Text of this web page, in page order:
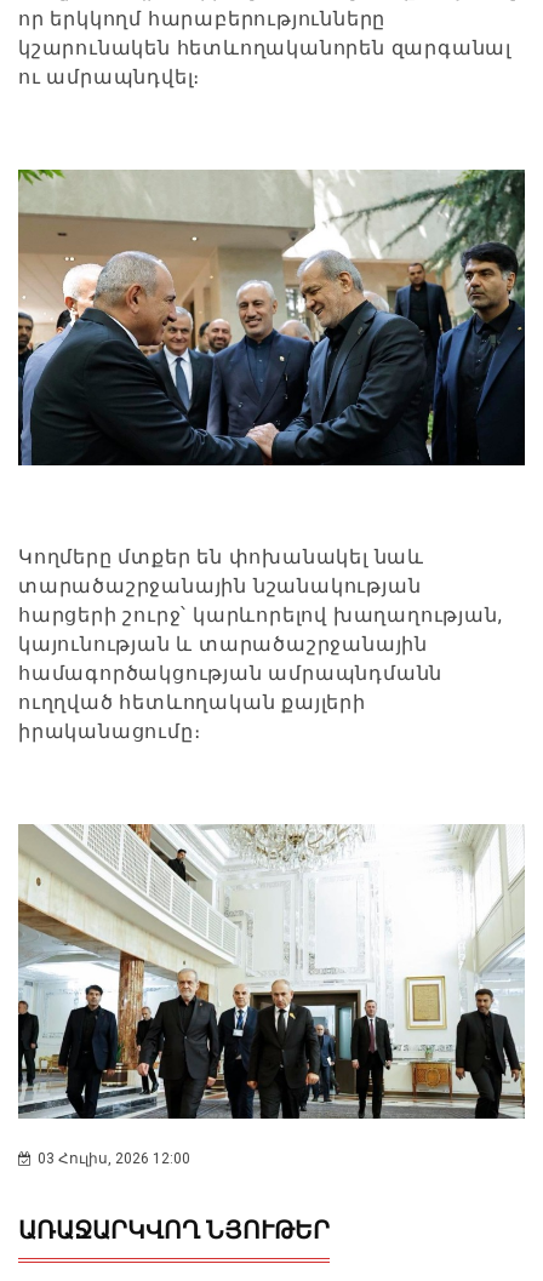
որ երկկողմ հարաբերությունները
կշարունակեն հետևողականորեն զարգանալ
ու ամրապնդվել։
Կողմերը մտքեր են փոխանակել նաև
տարածաշրջանային նշանակության
հարցերի շուրջ՝ կարևորելով խաղաղության,
կայունության և տարածաշրջանային
համագործակցության ամրապնդմանն
ուղղված հետևողական քայլերի
իրականացումը։
03 Հուլիս, 2026 12:00
ԱՌԱՋԱՐԿՎՈՂ ՆՅՈՒԹԵՐ